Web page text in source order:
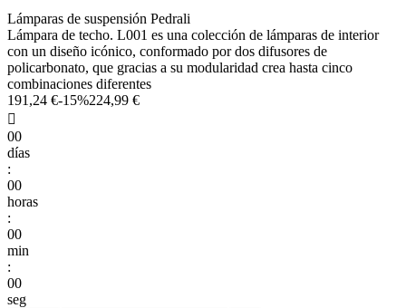
Lámparas de suspensión Pedrali
Lámpara de techo. L001 es una colección de lámparas de interior
con un diseño icónico, conformado por dos difusores de
policarbonato, que gracias a su modularidad crea hasta cinco
combinaciones diferentes
191,24 €-15%224,99 €

00
días
:
00
horas
:
00
min
:
00
seg